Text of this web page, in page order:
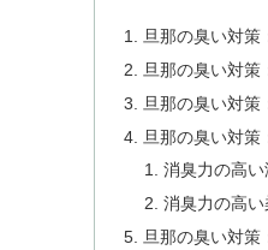
旦那の臭い対策
旦那の臭い対
旦那の臭い対策
旦那の臭い対策
消臭力の高い
消臭力の高い
旦那の臭い対策